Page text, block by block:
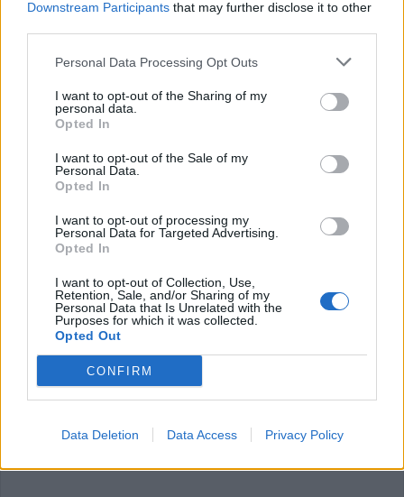
Downstream Participants that may further disclose it to other
Personal Data Processing Opt Outs
I want to opt-out of the Sharing of my
personal data.
Opted In
I want to opt-out of the Sale of my
Personal Data.
Opted In
I want to opt-out of processing my
Personal Data for Targeted Advertising.
Opted In
I want to opt-out of Collection, Use,
Retention, Sale, and/or Sharing of my
Personal Data that Is Unrelated with the
Purposes for which it was collected.
Opted Out
CONFIRM
Data Deletion Data Access Privacy Policy
ΔΕΥΑ Παλαμά: Προγραμματισμένη
διακοπή υδροδότησης την Τετάρτη 5
Νοεμβρίου
Για προγραμματισμένη διακοπή υδροδότησης την Τετάρτη
5 Νοεμβρίου ενημερώνει η ΔΕΥΑ Παλαμά.